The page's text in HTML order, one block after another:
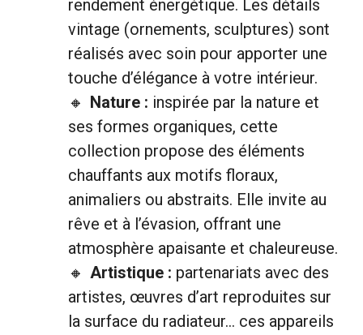
rendement énergétique. Les détails
vintage (ornements, sculptures) sont
réalisés avec soin pour apporter une
touche d’élégance à votre intérieur.
Nature : inspirée par la nature et
ses formes organiques, cette
collection propose des éléments
chauffants aux motifs floraux,
animaliers ou abstraits. Elle invite au
rêve et à l’évasion, offrant une
atmosphère apaisante et chaleureuse.
Artistique : partenariats avec des
artistes, œuvres d’art reproduites sur
la surface du radiateur… ces appareils